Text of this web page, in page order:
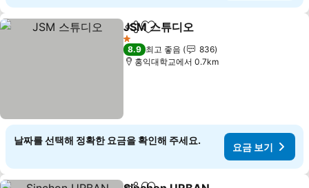
공유 즐겨찾기에 추가
JSM 스튜디오
1 성급
8.9 최고 좋음
836
홍익대학교에서 0.7km
날짜를 선택해 정확한 요금을 확인해 주세요.
요금 보기